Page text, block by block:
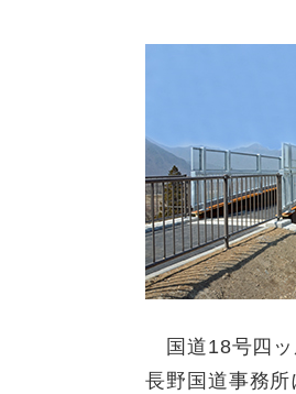
国道18号四ッ
長野国道事務所